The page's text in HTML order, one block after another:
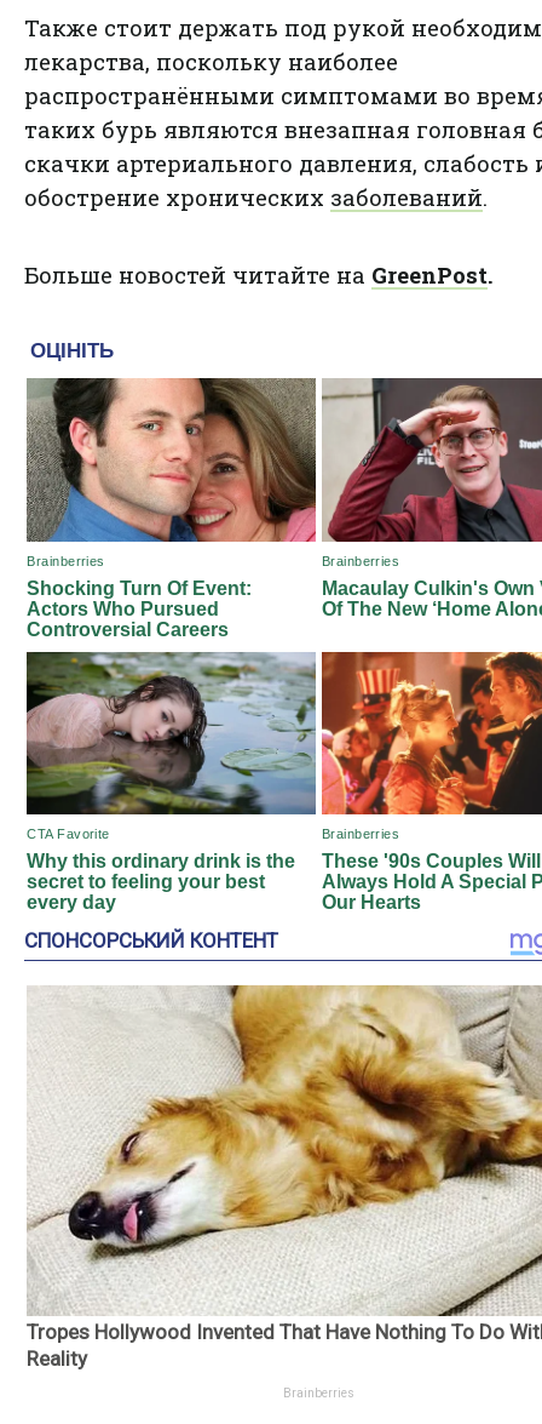
Также стоит держать под рукой
лекарства, поскольку наиболее
распространёнными симптомами во
таких бурь являются внезапная головная
скачки артериального давления, слабость
обострение хронических заболеваний.
Больше новостей читайте на GreenPost.